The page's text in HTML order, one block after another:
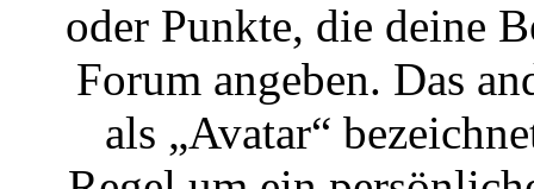
oder Punkte, die deine
Forum angeben. Das
als „Avatar“